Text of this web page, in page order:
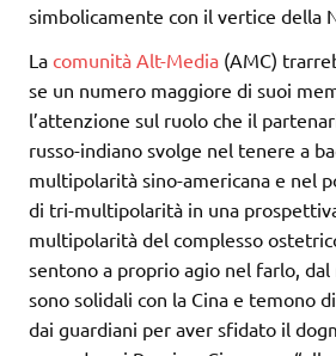
simbolicamente con il vertice della
La comunità Alt-Media (AMC)
se un numero maggiore di suoi
l’attenzione sul ruolo che il
russo-indiano svolge nel tenere a
multipolarità sino-americana e nel
di tri-multipolarità in una
multipolarità del complesso
sentono a proprio agio nel farlo,
sono solidali con la Cina e temono
dai guardiani per aver sfidato il